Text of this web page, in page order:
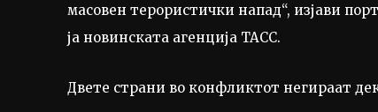
масовен терористички напад“, изјави
ја новинската агенција ТАСС.
Двете страни во конфликтот негираат